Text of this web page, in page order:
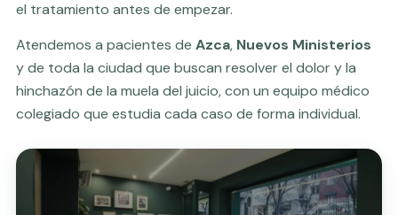
el tratamiento antes de empezar.
Atendemos a pacientes de Azca, Nuevos Ministerios
y de toda la ciudad que buscan resolver el dolor y la
hinchazón de la muela del juicio, con un equipo médico
colegiado que estudia cada caso de forma individual.